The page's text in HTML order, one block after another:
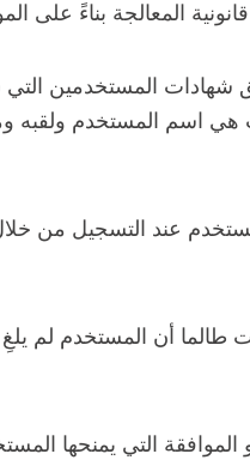
المعالجة بناءً على
شهادات المستخدمين
اسم المستخدم ولقبه
عند التسجيل من
طالما أن المستخدم لم
التي يمنحها